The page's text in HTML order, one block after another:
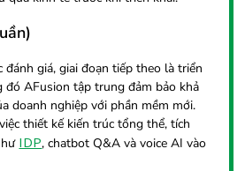
đánh giá, giai đoạn tiếp theo là triển
đó AFusion tập trung đảm bảo khả
doanh nghiệp với phần mềm mới.
thiết kế kiến trúc tổng thể, tích
IDP, chatbot Q&A và voice AI vào